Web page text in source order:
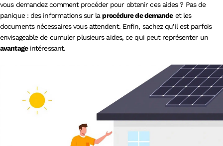
vous demandez comment procéder pour obtenir ces aides ? Pas de
panique : des informations sur laprocédure de demandeet les
documents nécessaires vous attendent. Enfin, sachez qu’il est parfois
envisageable de cumuler plusieurs aides, ce qui peut représenter un
avantageintéressant.